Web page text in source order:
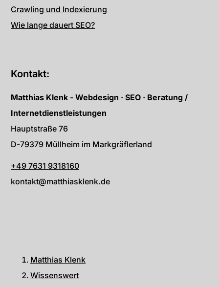
Crawling und Indexierung
Wie lange dauert SEO?
Kontakt:
Matthias Klenk - Webdesign · SEO · Beratung /
Internetdienstleistungen
Hauptstraße 76
D-79379 Müllheim im Markgräflerland
+49 7631 9318160
kontakt@matthiasklenk.de
Matthias Klenk
Wissenswert